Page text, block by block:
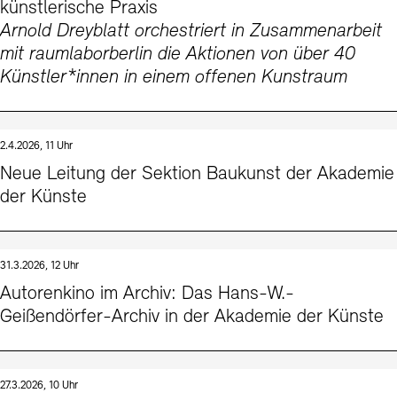
künstlerische Praxis
Arnold Dreyblatt orchestriert in Zusammenarbeit
mit raumlaborberlin die Aktionen von über 40
Künstler*innen in einem offenen Kunstraum
2.4.2026, 11 Uhr
Neue Leitung der Sektion Baukunst der Akademie
der Künste
31.3.2026, 12 Uhr
Autorenkino im Archiv: Das Hans-W.-
Geißendörfer-Archiv in der Akademie der Künste
27.3.2026, 10 Uhr